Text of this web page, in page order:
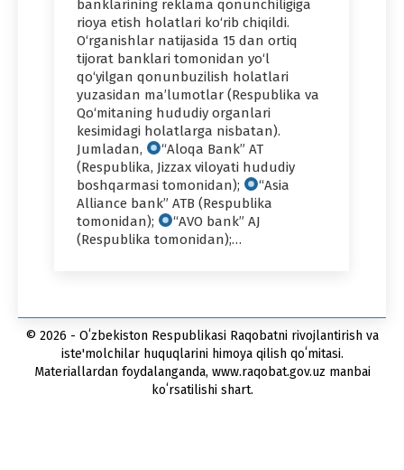
banklarining reklama qonunchiligiga
rioya etish holatlari ko‘rib chiqildi.
O‘rganishlar natijasida 15 dan ortiq
tijorat banklari tomonidan yo‘l
qo‘yilgan qonunbuzilish holatlari
yuzasidan ma’lumotlar (Respublika va
Qo‘mitaning hududiy organlari
kesimidagi holatlarga nisbatan).
Jumladan,
“Aloqa Bank” AT
(Respublika, Jizzax viloyati hududiy
boshqarmasi tomonidan);
“Asia
Alliance bank” ATB (Respublika
tomonidan);
“AVO bank” AJ
(Respublika tomonidan);…
© 2026 - Oʻzbekiston Respublikasi Raqobatni rivojlantirish va
iste'molchilar huquqlarini himoya qilish qoʻmitasi.
Materiallardan foydalanganda, www.raqobat.gov.uz manbai
koʻrsatilishi shart.